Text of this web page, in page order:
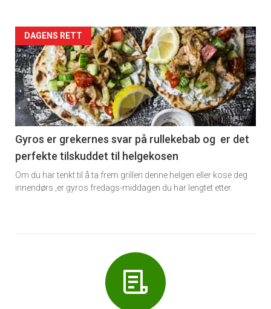
Forsiden
akkurat
nå
-
6
DAGENS RETT
Gyros er grekernes svar på rullekebab og er det
perfekte tilskuddet til helgekosen
Om du har tenkt til å ta frem grillen denne helgen eller kose deg
innendørs ,er gyros fredags-middagen du har lengtet etter.